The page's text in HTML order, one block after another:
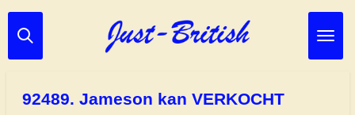
Ga
direct
92489. Jameson kan VERKOCHT